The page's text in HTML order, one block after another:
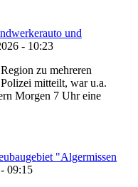
und
- 10:23
zu mehreren
mitteilt, war u.a.
Morgen 7 Uhr eine
"Algermissen
09:15